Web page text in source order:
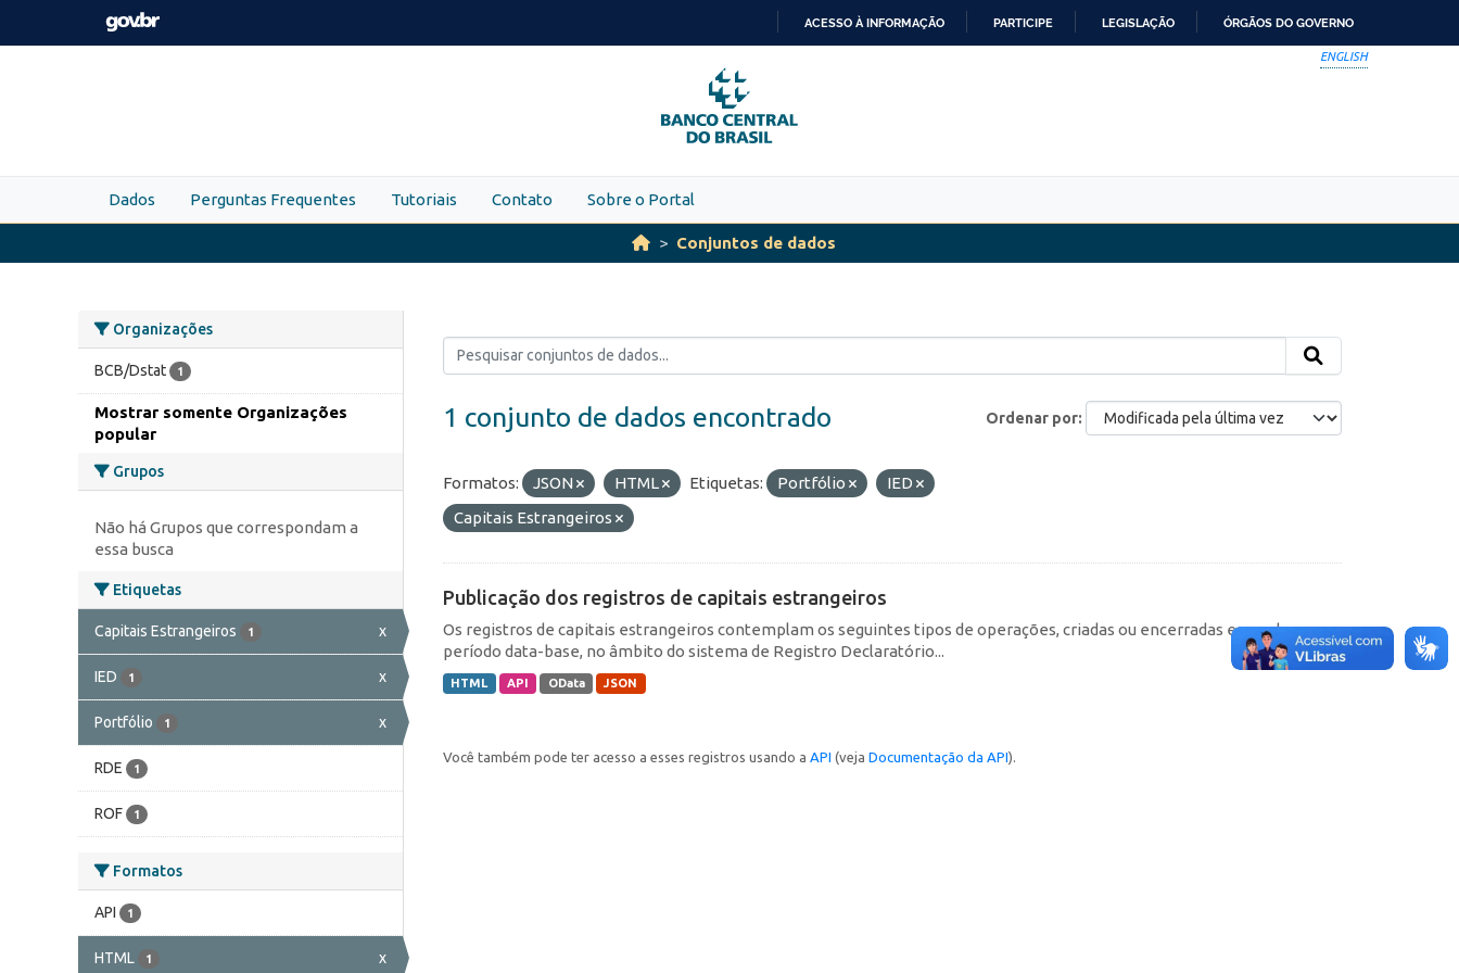
Skip to main content
PARA
O
CONTEÚDO
ACESSO À INFORMAÇÃO PARTICIPE LEGISLAÇÃO ÓRGÃOS DO GOVERNO
ENGLISH
Dados Perguntas Frequentes Tutoriais Contato Sobre o Portal
Conjuntos de dados
Organizações
BCB/Dstat 1
Mostrar somente Organizações
popular
Grupos
Não há Grupos que correspondam a
essa busca
Etiquetas
Capitais Estrangeiros 1 x
IED 1 x
Portfólio 1 x
RDE 1
ROF 1
Formatos
API 1
HTML 1 x
Ordenar por
1 conjunto de dados encontrado
Formatos: JSON HTML Etiquetas: Portfólio
IED
Capitais Estrangeiros
Publicação dos registros de capitais estrangeiros
Os registros de capitais estrangeiros contemplam os seguintes tipos de operações, criadas ou encerradas em cada
período data-base, no âmbito do sistema de Registro Declaratório...
HTML API OData JSON
Você também pode ter acesso a esses registros usando a API (veja Documentação da API).